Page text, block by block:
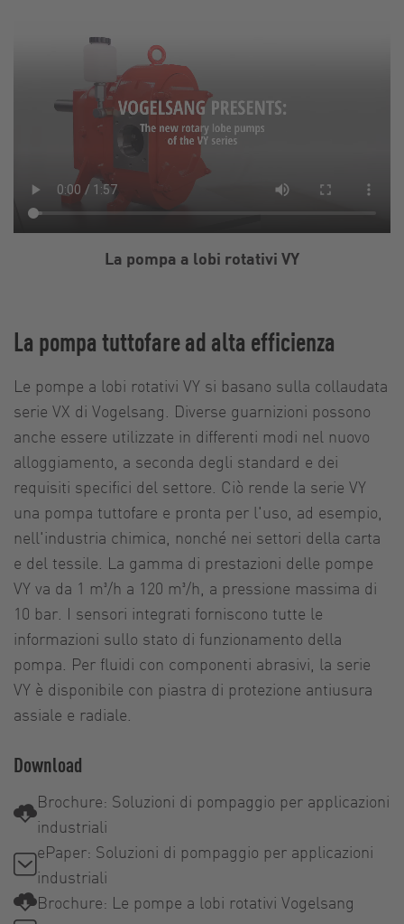
La pompa tuttofare ad alta efficienza
Le pompe a lobi rotativi VY si basano sulla collaudata
serie VX di Vogelsang. Diverse guarnizioni possono
anche essere utilizzate in differenti modi nel nuovo
alloggiamento, a seconda degli standard e dei
requisiti specifici del settore. Ciò rende la serie VY
una pompa tuttofare e pronta per l'uso, ad esempio,
nell'industria chimica, nonché nei settori della carta
e del tessile. La gamma di prestazioni delle pompe
VY va da 1 m³/h a 120 m³/h, a pressione massima di
10 bar. I sensori integrati forniscono tutte le
informazioni sullo stato di funzionamento della
pompa. Per fluidi con componenti abrasivi, la serie
VY è disponibile con piastra di protezione antiusura
assiale e radiale.
Download
Brochure: Soluzioni di pompaggio per applicazioni
industriali
ePaper: Soluzioni di pompaggio per applicazioni
industriali
Brochure: Le pompe a lobi rotativi Vogelsang
La pompa a lobi rotativi VY